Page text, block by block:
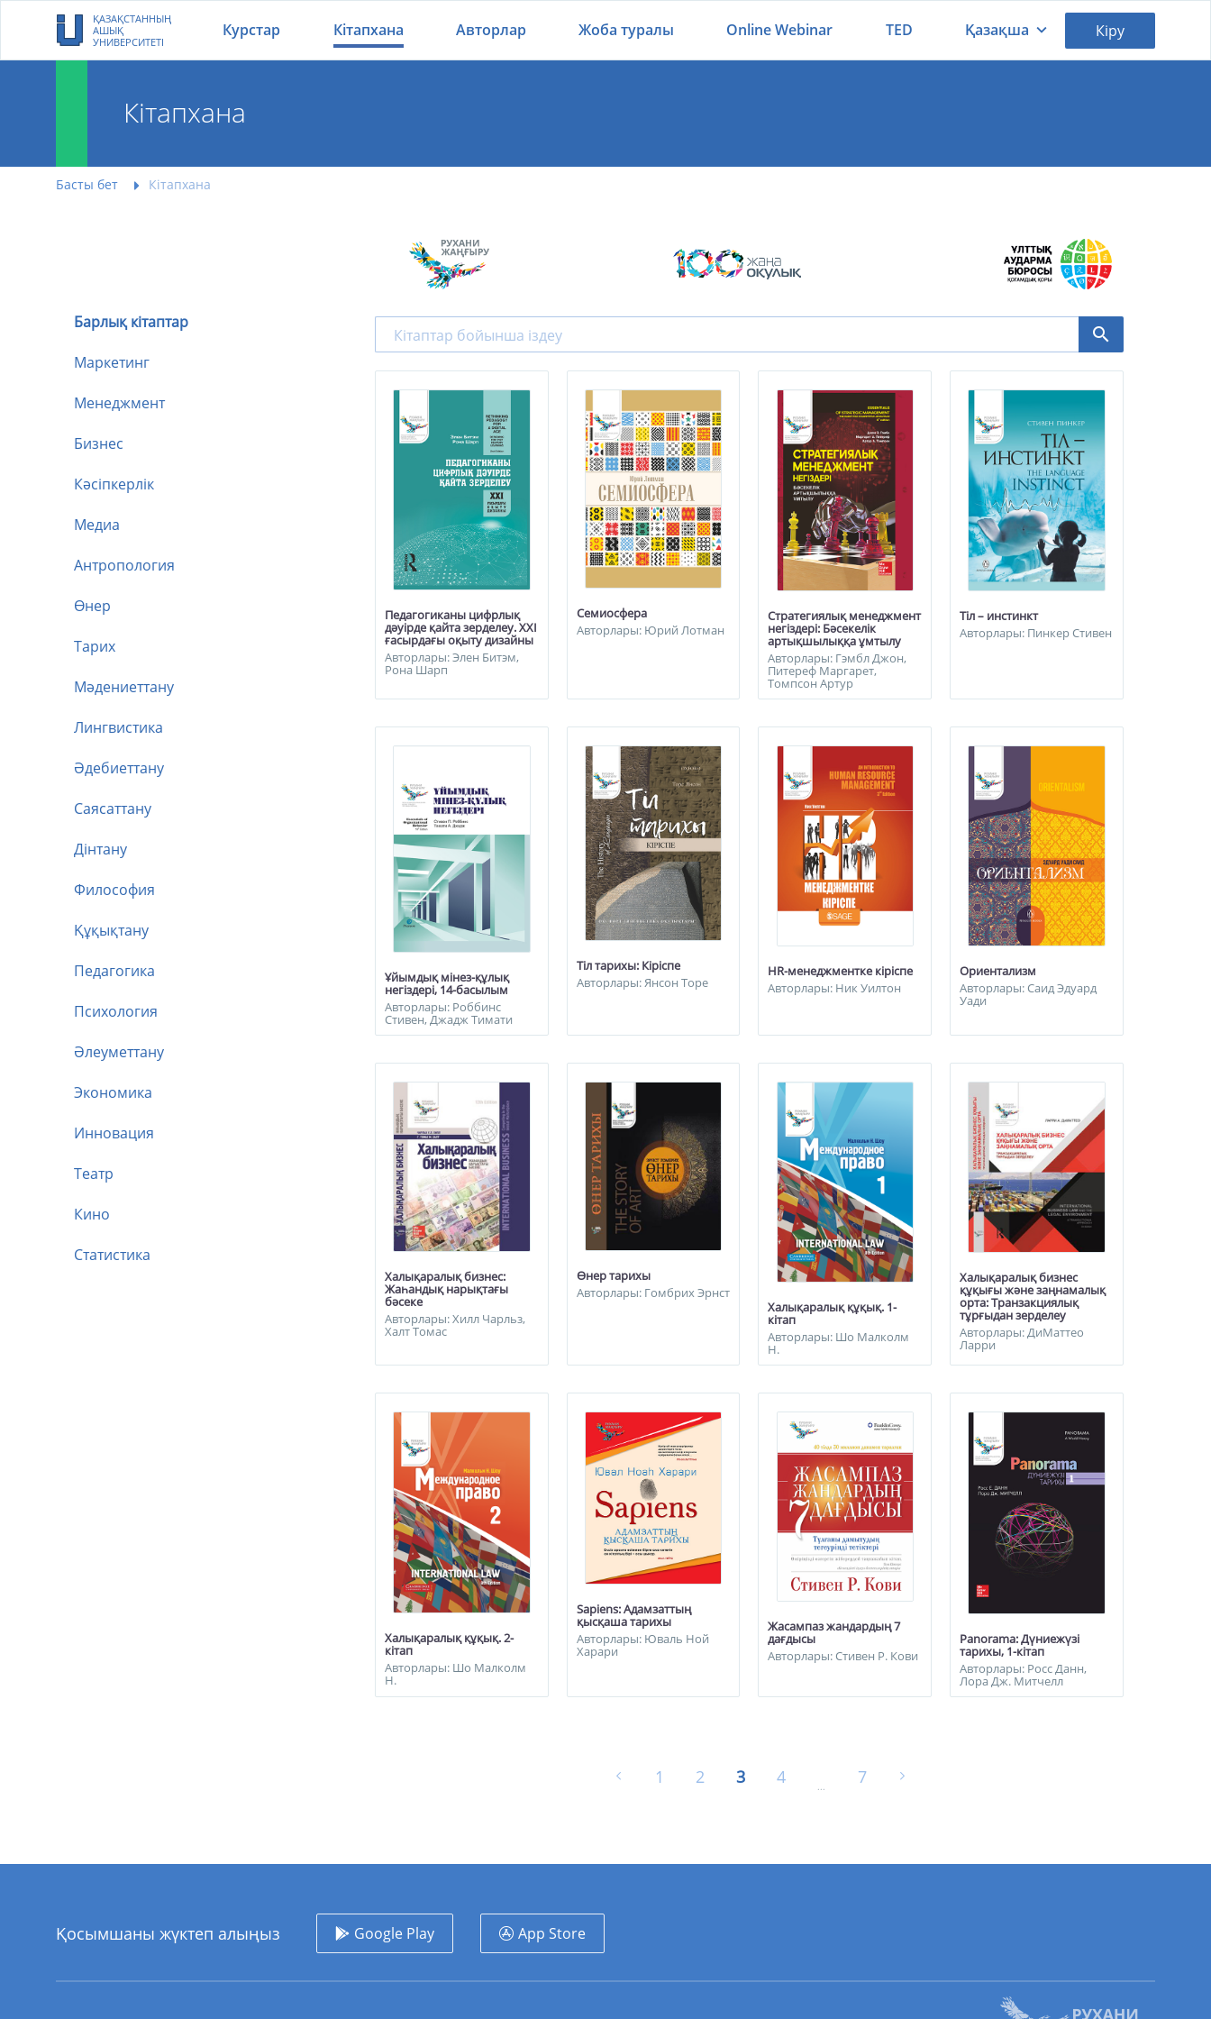
ҚАЗАҚСТАННЫҢ
АШЫҚ
УНИВЕРСИТЕТІ
Курстар Кітапхана Авторлар Жоба туралы Online Webinar TED Қазақша Кіру
Кітапхана
Басты бет Кітапхана
Барлық кітаптар
Маркетинг
Менеджмент
Бизнес
Кәсіпкерлік
Медиа
Антропология
Өнер
Тарих
Мәдениеттану
Лингвистика
Әдебиеттану
Саясаттану
Дінтану
Философия
Құқықтану
Педагогика
Психология
Әлеуметтану
Экономика
Инновация
Театр
Кино
Статистика
Педагогиканы цифрлық
дәуірде қайта зерделеу. ХХІ
ғасырдағы оқыту дизайны
Авторлары: Элен Битэм,
Рона Шарп
Семиосфера
Авторлары: Юрий Лотман
Стратегиялық менеджмент
негіздері: Бәсекелік
артықшылыққа ұмтылу
Авторлары: Гэмбл Джон,
Питереф Маргарет,
Томпсон Артур
Тіл – инстинкт
Авторлары: Пинкер Стивен
Ұйымдық мінез-құлық
негіздері, 14-басылым
Авторлары: Роббинс
Стивен, Джадж Тимати
Тіл тарихы: Кіріспе
Авторлары: Янсон Торе
HR-менеджментке кіріспе
Авторлары: Ник Уилтон
Ориентализм
Авторлары: Саид Эдуард
Уади
Халықаралық бизнес:
Жаһандық нарықтағы
бәсеке
Авторлары: Хилл Чарльз,
Халт Томас
Өнер тарихы
Авторлары: Гомбрих Эрнст
Халықаралық құқық. 1-
кітап
Авторлары: Шо Малколм
Н.
Халықаралық бизнес
құқығы және заңнамалық
орта: Транзакциялық
тұрғыдан зерделеу
Авторлары: ДиМаттео
Ларри
Халықаралық құқық. 2-
кітап
Авторлары: Шо Малколм
Н.
Sapiens: Адамзаттың
қысқаша тарихы
Авторлары: Юваль Ной
Харари
Жасампаз жандардың 7
дағдысы
Авторлары: Стивен Р. Кови
Panorama: Дүниежүзі
тарихы, 1-кітап
Авторлары: Росс Данн,
Лора Дж. Митчелл
1 2 3 4 ... 7
Қосымшаны жүктеп алыңыз Google Play App Store